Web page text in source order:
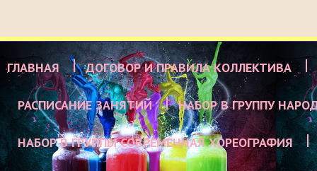
ГЛАВНАЯ ДОГОВОР И ПРАВИЛА КОЛЛЕКТИВА
РАСПИСАНИЕ ЗАНЯТИЙ НАБОР В ГРУППУ
НАБОР В ГРУППЫ СОВРЕМЕННАЯ ХОРЕОГРАФИЯ